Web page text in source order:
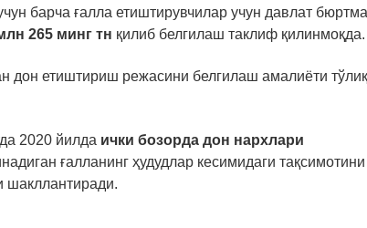
барча ғалла етиштирувчилар учун давлат
265 минг тн қилиб белгилаш таклиф қилинмоқда.
дон етиштириш режасини белгилаш амалиёти тўлиқ
2020 йилда ички бозорда дон нархлари
ғалланинг ҳудудлар кесимидаги
шакллантиради.